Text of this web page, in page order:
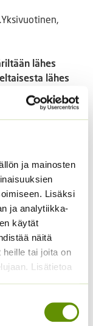
ja mainosten
Lisäksi
ja analytiikka-
käytät
näitä
heille tai joita on
Lisätietoa
lähes
lähes